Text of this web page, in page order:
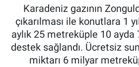
Karadeniz gazının
çıkarılması ile konutlara 1
aylık 25 metreküple 10 ayda
destek sağlandı. Ücretsiz
miktarı 6 milyar